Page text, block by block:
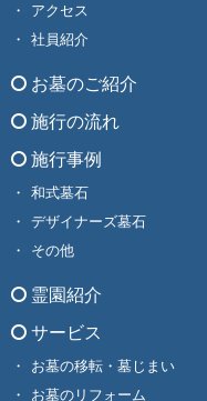
アクセス
社員紹介
お墓のご紹介
施行の流れ
施行事例
和式墓石
デザイナーズ墓石
その他
霊園紹介
サービス
お墓の移転・墓じまい
お墓のリフォーム